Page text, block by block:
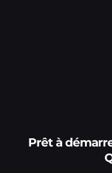
Prêt à